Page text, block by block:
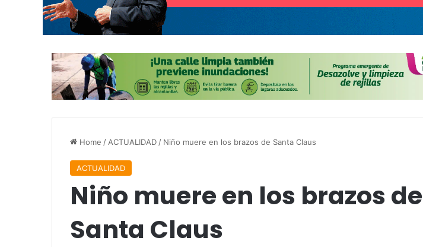
Home / ACTUALIDAD / Niño muere en los brazos de Santa Claus
ACTUALIDAD
Niño muere en los brazos de
Santa Claus